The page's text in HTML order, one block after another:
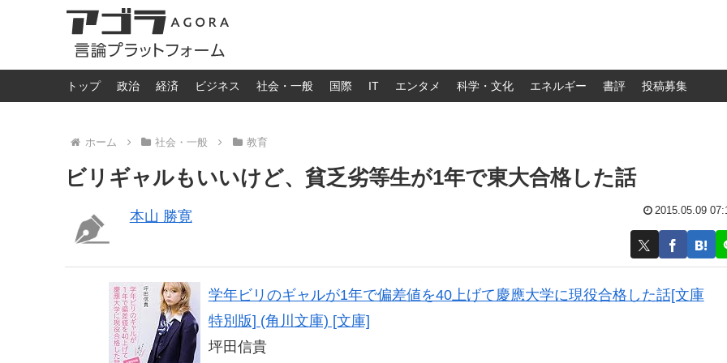
トップ 政治 経済 ビジネス 社会・一般 国際 IT エンタメ 科学・文化 エネルギー 書評 投稿募集
ホーム 社会・一般 教育
ビリギャルもいいけど、貧乏劣等生が1年で東大合格した話
本山 勝寛 2015.05.09
学年ビリのギャルが1年で偏差値を40上げて慶應大学に現役合格した話[文庫
特別版] (角川文庫) [文庫]
坪田信貴